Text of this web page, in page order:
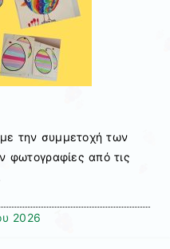
την συμμετοχή των
φωτογραφίες από τις
2026